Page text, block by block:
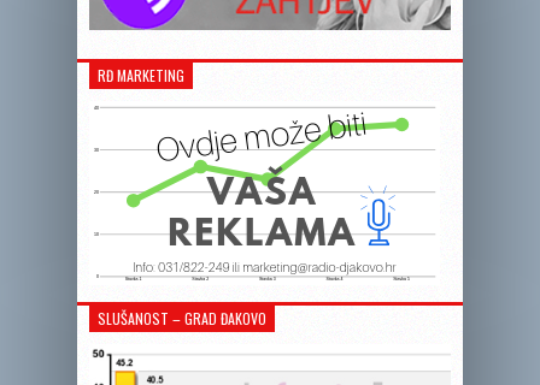
RĐ MARKETING
SLUŠANOST – GRAD ĐAKOVO